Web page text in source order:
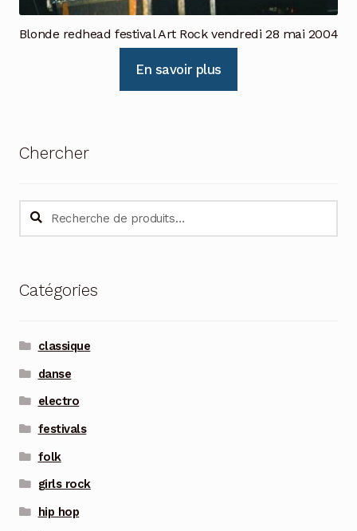
Blonde redhead festival Art Rock vendredi 28 mai 2004
En savoir plus
Chercher
Recherche
pour :
Recherche
Catégories
classique
danse
electro
festivals
folk
girls rock
hip hop